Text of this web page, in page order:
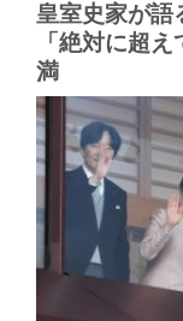
皇室史家が語
「絶対に超
満